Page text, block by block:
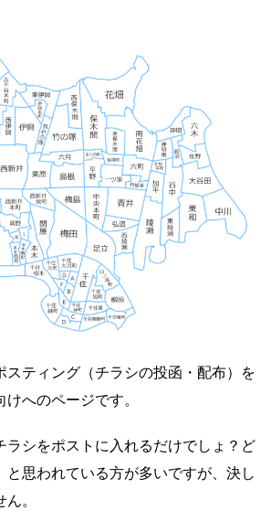
スティング（チラシの投函・配布）を
へのページです。
ラシをポストに入れるだけでしょ？ど
と思われている方が多いですが、決し
。